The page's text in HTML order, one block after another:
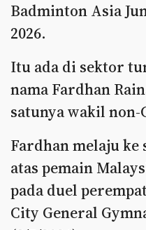
Badminton Asia
2026.
Itu ada di sektor
nama Fardhan
satunya wakil
Fardhan melaju ke
atas pemain
pada duel
City General